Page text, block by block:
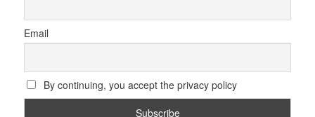
Email
By continuing, you accept the privacy policy